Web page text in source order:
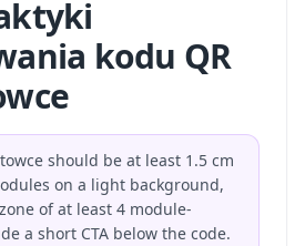
kodu QR
should be at least 1.5 cm
on a light background,
of at least 4 module-
a short CTA below the code.